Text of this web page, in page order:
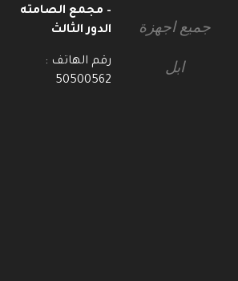
– مجمع الصامته
الدور الثالث
رقم الهاتف :
50500562
جميع اجهزة
ابل